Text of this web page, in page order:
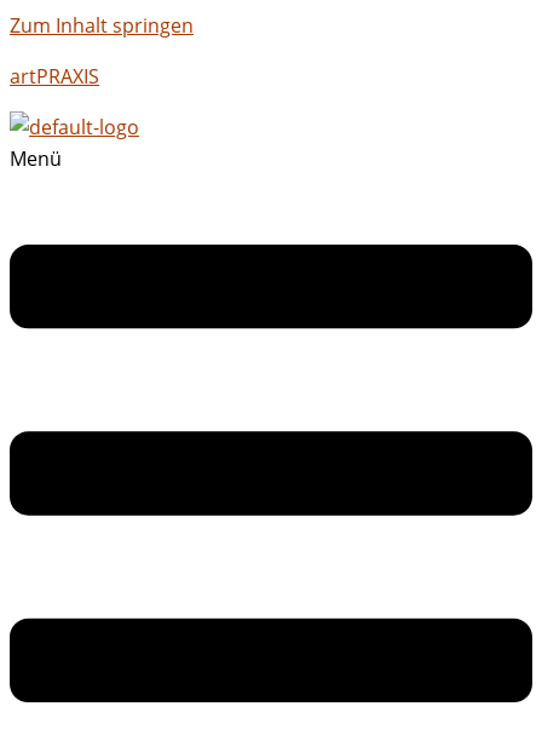
Zum Inhalt springen
artPRAXIS
Menü